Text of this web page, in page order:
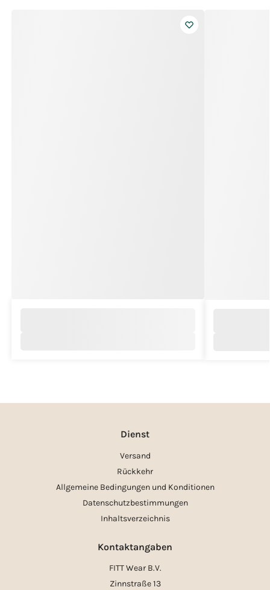
Dienst
Versand
Rückkehr
Allgemeine Bedingungen und Konditionen
Datenschutzbestimmungen
Inhaltsverzeichnis
Kontaktangaben
FITT Wear B.V.
Zinnstraße 13